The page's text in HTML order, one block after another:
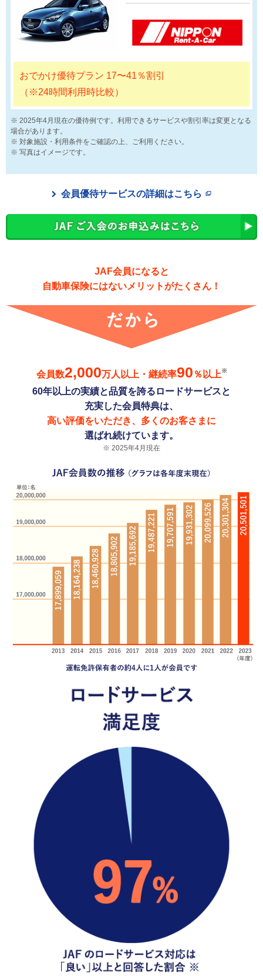
おでかけ優待プラン 17〜41％割引
（※24時間利用時比較）
2025年4月現在の優待例です。利用できるサービスや割引率は変更となる
場合があります。
対象施設・利用条件をご確認の上、ご利用ください。
写真はイメージです。
会員優待サービスの詳細はこちら
JAF会員になると
自動車保険にはないメリットがたくさん！
会員数2,000万人以上・継続率90 ％以上※
60年以上の実績と品質を誇るロードサービスと
充実した会員特典は、
高い評価をいただき、多くのお客さまに
選ばれ続けています。
2025年4月現在